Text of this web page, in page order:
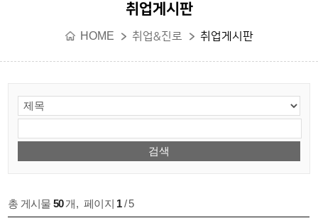
취업게시판
HOME 취업&진로 취업게시판
총 게시물 50개, 페이지 1/ 5